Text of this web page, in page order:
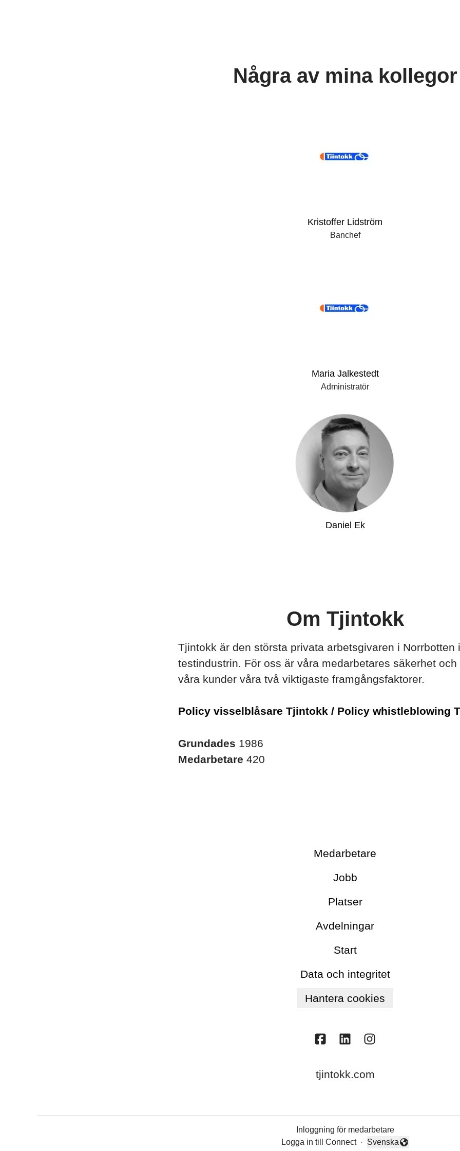
Några av mina kollegor
Kristoffer Lidström
Banchef
Maria Jalkestedt
Administratör
Daniel Ek
Om Tjintokk
Tjintokk är den största privata arbetsgivaren i Norrbotten
testindustrin. För oss är våra medarbetares säkerhet
våra kunder våra två viktigaste framgångsfaktorer.
Policy visselblåsare Tjintokk / Policy whistleblowing
Grundades 1986
Medarbetare 420
Medarbetare
Jobb
Platser
Avdelningar
Start
Data och integritet
Hantera cookies
tjintokk.com
Inloggning för medarbetare
Logga in till Connect
·
Byt språk
Svenska